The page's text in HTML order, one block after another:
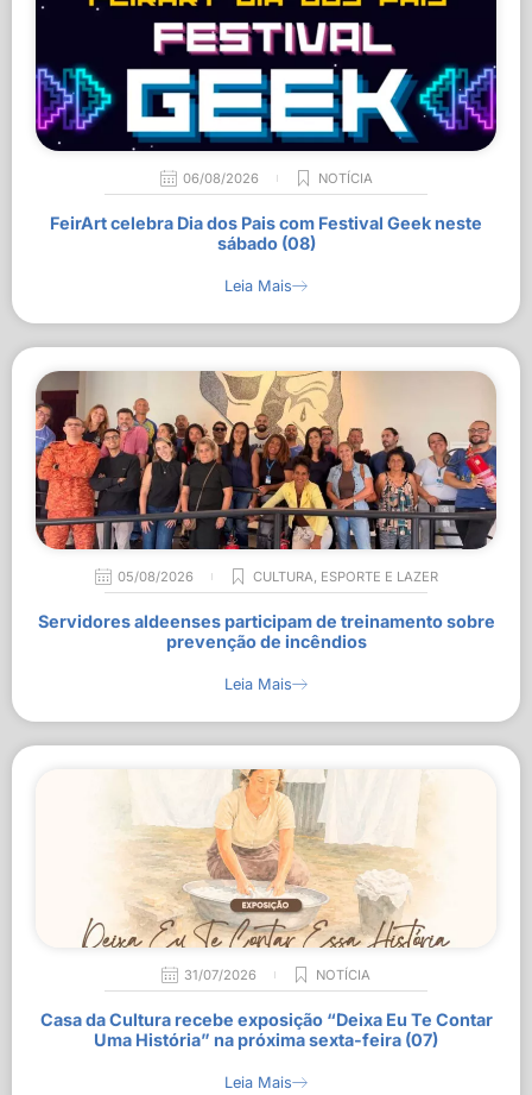
06/08/2026 NOTÍCIA
FeirArt celebra Dia dos Pais com Festival Geek neste
sábado (08)
Leia Mais
05/08/2026 CULTURA, ESPORTE E LAZER
Servidores aldeenses participam de treinamento sobre
prevenção de incêndios
Leia Mais
31/07/2026 NOTÍCIA
Casa da Cultura recebe exposição “Deixa Eu Te Contar
Uma História” na próxima sexta-feira (07)
Leia Mais